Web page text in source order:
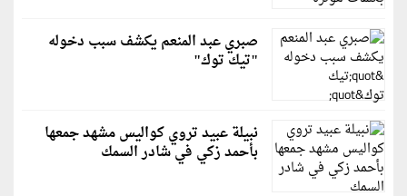
صبري عبد المنعم يكشف سبب دخوله
"تيك توك"
نبيلة عبيد تروي كواليس مشهد جمعها
بأحمد زكي في شادر السمك